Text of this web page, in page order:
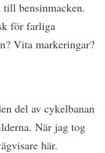
bensinmacken.
för farliga
Vita markeringar?
del av cykelbanan
När jag tog
här.